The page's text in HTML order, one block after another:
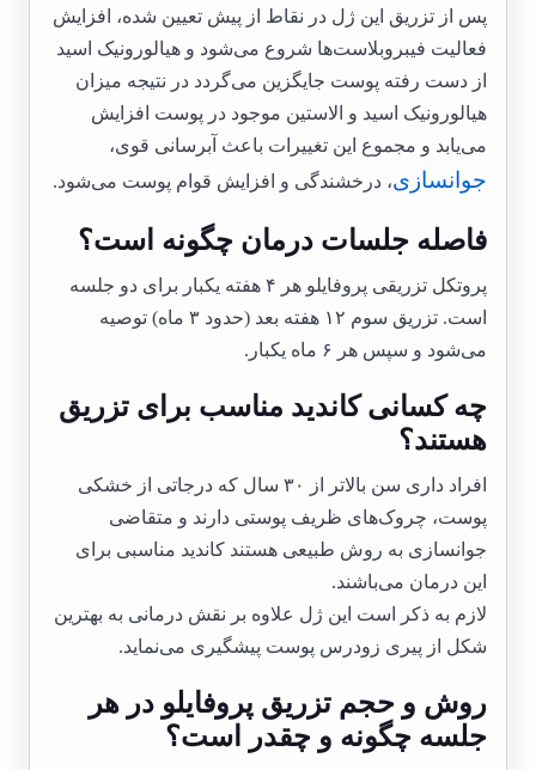
پس از تزریق این ژل در نقاط از پیش تعیین شده، افزایش
فعالیت فیبروبلاست‌ها شروع می‌شود و هیالورونیک اسید
از دست رفته پوست جایگزین می‌گردد در نتیجه میزان
هیالورونیک اسید و الاستین موجود در پوست افزایش
می‌یابد و مجموع این تغییرات باعث آبرسانی قوی،
جوانسازی، درخشندگی و افزایش قوام پوست می‌شود.
فاصله جلسات درمان چگونه است؟
پروتکل تزریقی پروفایلو هر ۴ هفته یکبار برای دو جلسه
است. تزریق سوم ۱۲ هفته بعد (حدود ۳ ماه) توصیه
می‌شود و سپس هر ۶ ماه یکبار.
چه کسانی کاندید مناسب برای تزریق
هستند؟
افراد داری سن بالاتر از ۳۰ سال که درجاتی از خشکی
پوست، چروک‌های ظریف پوستی دارند و متقاضی
جوانسازی به روش طبیعی هستند کاندید مناسبی برای
این درمان می‌باشند.
لازم به ذکر است این ژل علاوه بر نقش درمانی به بهترین
شکل از پیری زودرس پوست پیشگیری می‌نماید.
روش و حجم تزریق پروفایلو در هر
جلسه چگونه و چقدر است؟